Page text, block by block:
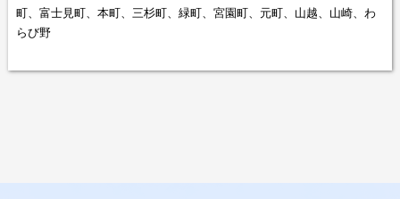
町、富士見町、本町、三杉町、緑町、宮園町、元町、山越、山崎、わ
らび野